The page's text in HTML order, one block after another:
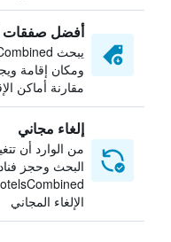
أفضل صفقات
ومكان إقامة
مقارنة أماكن
إلغاء مجاني
من الوارد أن
البحث وحجز
الإلغاء المجاني